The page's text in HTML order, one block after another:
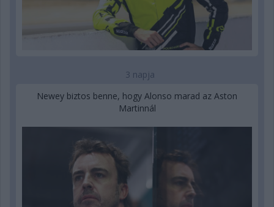
3 napja
Newey biztos benne, hogy Alonso marad az Aston
Martinnál